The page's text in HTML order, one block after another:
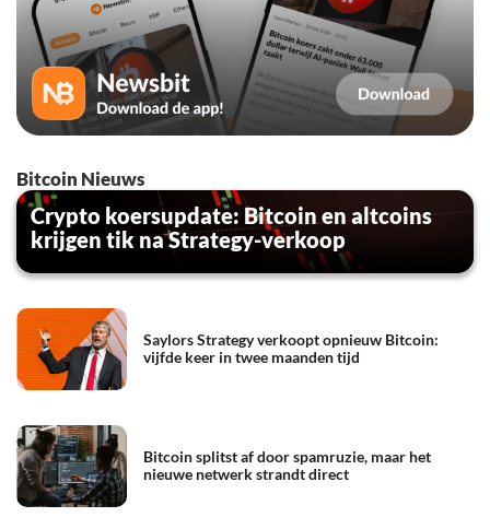
Bitcoin Nieuws
Crypto koersupdate: Bitcoin en altcoins
krijgen tik na Strategy-verkoop
Saylors Strategy verkoopt opnieuw Bitcoin:
vijfde keer in twee maanden tijd
Bitcoin splitst af door spamruzie, maar het
nieuwe netwerk strandt direct